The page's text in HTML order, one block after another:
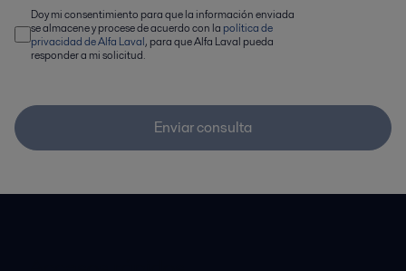
Doy mi consentimiento para que la información enviada
se almacene y procese de acuerdo con la política de
privacidad de Alfa Laval, para que Alfa Laval pueda
responder a mi solicitud.
Enviar consulta